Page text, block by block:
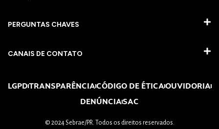
PERGUNTAS CHAVES​
CANAIS DE CONTATO
LGPDTRANSPARÊNCIACÓDIGO DE ÉTICAOUVIDORIA
DENÚNCIASAC
© 2024 Sebrae/PR. Todos os direitos reservados.